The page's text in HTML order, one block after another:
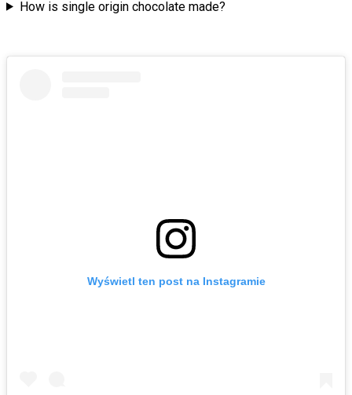
How is single origin chocolate made?
Wyświetl ten post na Instagramie